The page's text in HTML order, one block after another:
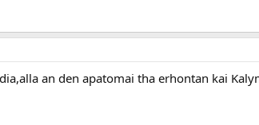
an den apatomai tha erhontan kai